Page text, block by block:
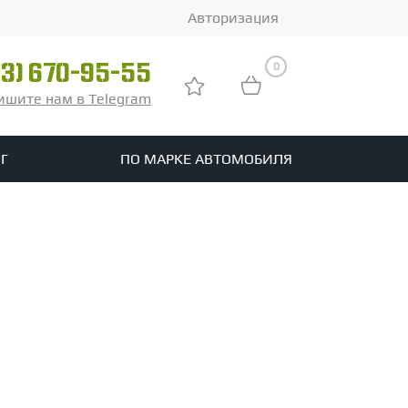
Авторизация
670-95-55
нам в Telegram
0
ПО МАРКЕ АВТОМОБИЛЯ